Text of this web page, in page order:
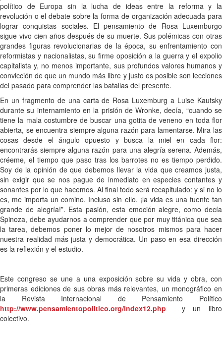
político de Europa sin la lucha de ideas entre la reforma y la
revolución o el debate sobre la forma de organización adecuada para
lograr conquistas sociales. El pensamiento de Rosa Luxemburgo
sigue vivo cien años después de su muerte. Sus polémicas con otras
grandes figuras revolucionarias de la época, su enfrentamiento con
reformistas y nacionalistas, su firme oposición a la guerra y el expolio
capitalista y, no menos importante, sus profundos valores humanos y
convicción de que un mundo más libre y justo es posible son lecciones
del pasado para comprender las batallas del presente.
En un fragmento de una carta de Rosa Luxemburg a Luise Kautsky
durante su internamiento en la prisión de Wronke, decía, “cuando se
tiene la mala costumbre de buscar una gotita de veneno en toda flor
abierta, se encuentra siempre alguna razón para lamentarse. Mira las
cosas desde el ángulo opuesto y busca la miel en cada flor:
encontrarás siempre alguna razón para una alegría serena. Además,
créeme, el tiempo que paso tras los barrotes no es tiempo perdido.
Soy de la opinión de que debemos llevar la vida que creamos justa,
sin exigir que se nos pague de inmediato en especies contantes y
sonantes por lo que hacemos. Al final todo será recapitulado: y si no lo
es, me importa un comino. Incluso sin ello, ¡la vida es una fuente tan
grande de alegría!”. Esta pasión, esta emoción alegre, como decía
Spinoza, debe ayudarnos a comprender que por muy titánica que sea
la tarea, debemos poner lo mejor de nosotros mismos para hacer
nuestra realidad más justa y democrática. Un paso en esa dirección
es la reflexión y el estudio.
Este congreso se une a una exposición sobre su vida y obra, con
primeras ediciones de sus obras más relevantes, un monográfico en
la Revista Internacional de Pensamiento Político
http://www.pensamientopolitico.org/index12.php
y un libro
colectivo.